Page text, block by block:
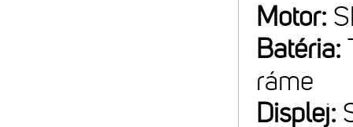
Motor:
Batéria:
ráme
Displej: